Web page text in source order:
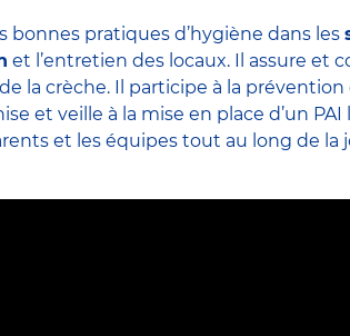
bonnes pratiques d’hygiène dans les
et l’entretien des locaux. Il assure et
la crèche. Il participe à la
et veille à la mise en place d’un
et les équipes tout au long de la